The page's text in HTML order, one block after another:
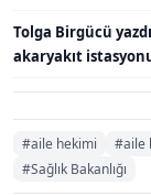
Tolga Birgücü
akaryakıt
#aile hekimi #aile
#Sağlık Bakanlığı